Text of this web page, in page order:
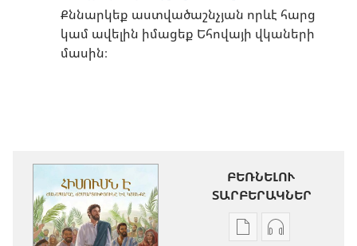
Քննարկեք աստվածաշնչյան որևէ հարց
կամ ավելին իմացեք Եհովայի վկաների
մասին։
ԲԵՌՆԵԼՈՒ
ՏԱՐԲԵՐԱԿՆԵՐ
Թվային